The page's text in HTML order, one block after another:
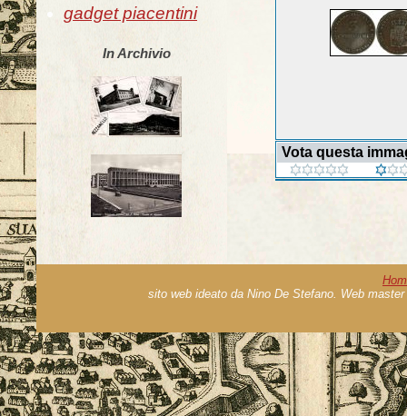
gadget piacentini
In Archivio
Vota questa
sito web ideato da Nino De Stefano. Web